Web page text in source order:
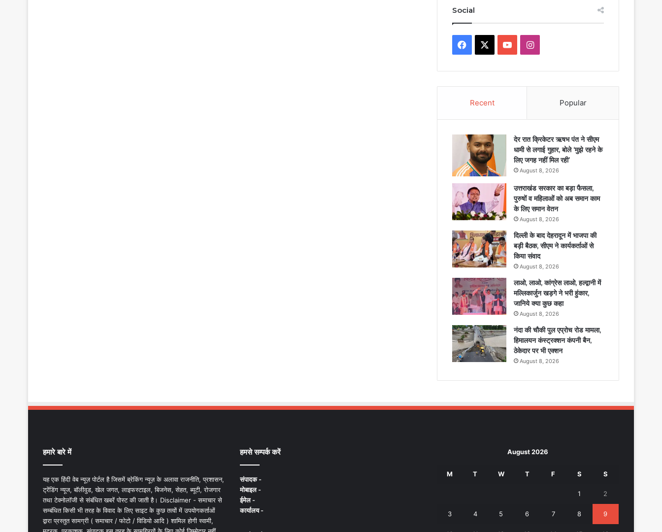
Social
Facebook YouTubeInstagram
Recent Popular
देर रात क्रिकेटर ऋषभ पंत ने सीएम
धामी से लगाई गुहार, बोले ‘मुझे रहने के
लिए जगह नहीं मिल रही’
August 8, 2026
उत्तराखंड सरकार का बड़ा फैसला,
पुरुषों व महिलाओं को अब समान काम
के लिए समान वेतन
August 8, 2026
दिल्ली के बाद देहरादून में भाजपा की
बड़ी बैठक, सीएम ने कार्यकर्ताओं से
किया संवाद
August 8, 2026
लाओ, लाओ, कांग्रेस लाओ, हल्द्वानी में
मल्लिकार्जुन खड़गे ने भरी हुंकार,
जानिये क्या कुछ कहा
August 8, 2026
नंदा की चौकी पुल एप्रोच रोड मामला,
हिमालयन कंस्ट्रक्शन कंपनी बैन,
ठेकेदार पर भी एक्शन
August 8, 2026
हमारे बारे में
यह एक हिंदी वेब न्यूज़ पोर्टल है जिसमें ब्रेकिंग न्यूज़ के अलावा राजनीति, प्रशासन,
ट्रेंडिंग न्यूज, बॉलीवुड, खेल जगत, लाइफस्टाइल, बिजनेस, सेहत, ब्यूटी, रोजगार
तथा टेक्नोलॉजी से संबंधित खबरें पोस्ट की जाती है। Disclaimer - समाचार से
सम्बंधित किसी भी तरह के विवाद के लिए साइट के कुछ तत्वों में उपयोगकर्ताओं
द्वारा प्रस्तुत सामग्री ( समाचार / फोटो / विडियो आदि ) शामिल होगी स्वामी,
हमसे सम्पर्क करें
संपादक -
मोबाइल -
ईमेल -
कार्यालय -
August 2026
M T W T F S S
1 2
3 4 5 6 7 8 9